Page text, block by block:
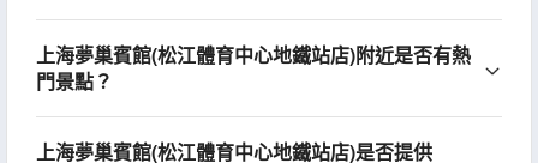
上海夢巢賓館(松江體育中心地鐵站店)附近是否有熱
門景點？
上海夢巢賓館(松江體育中心地鐵站店)是否提供